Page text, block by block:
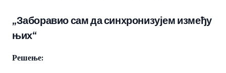
„Заборавио сам да синхронизујем између
њих“
Решење: